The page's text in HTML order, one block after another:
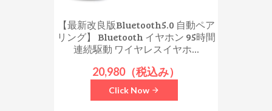
【最新改良版Bluetooth5.0 自動ペア
リング】 Bluetooth イヤホン 95時間
連続駆動 ワイヤレスイヤホ...
20,980（税込み）
Click Now